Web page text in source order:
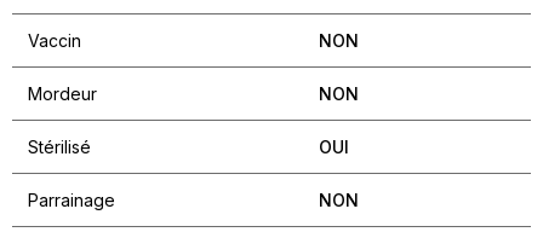
Vaccin NON
Mordeur NON
Stérilisé OUI
Parrainage NON